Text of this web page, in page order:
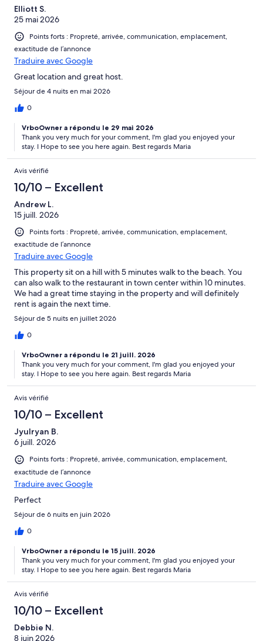
Elliott S.
25 mai 2026
Points forts : Propreté, arrivée, communication, emplacement,
exactitude de l’annonce
Traduire avec Google
Great location and great host.
Séjour de 4 nuits en mai 2026
0
VrboOwner a répondu le 29 mai 2026
Thank you very much for your comment, I'm glad you enjoyed your
stay. I Hope to see you here again. Best regards Maria
Avis vérifié
10/10 – Excellent
Andrew L.
15 juill. 2026
Points forts : Propreté, arrivée, communication, emplacement,
exactitude de l’annonce
Traduire avec Google
This property sit on a hill with 5 minutes walk to the beach. You
can also walk to the restaurant in town center within 10 minutes.
We had a great time staying in the property and will definitely
rent is again the next time.
Séjour de 5 nuits en juillet 2026
0
VrboOwner a répondu le 21 juill. 2026
Thank you very much for your comment, I'm glad you enjoyed your
stay. I Hope to see you here again. Best regards Maria
Avis vérifié
10/10 – Excellent
Jyulryan B.
6 juill. 2026
Points forts : Propreté, arrivée, communication, emplacement,
exactitude de l’annonce
Traduire avec Google
Perfect
Séjour de 6 nuits en juin 2026
0
VrboOwner a répondu le 15 juill. 2026
Thank you very much for your comment, I'm glad you enjoyed your
stay. I Hope to see you here again. Best regards Maria
Avis vérifié
10/10 – Excellent
Debbie N.
8 juin 2026